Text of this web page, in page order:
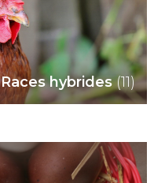
Races hybrides(11)